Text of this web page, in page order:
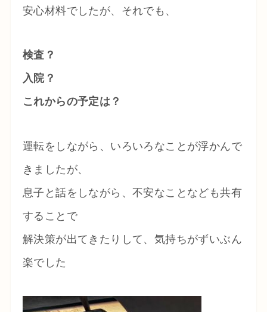
安心材料でしたが、それでも、
検査？
入院？
これからの予定は？
運転をしながら、いろいろなことが浮かんで
きましたが、
息子と話をしながら、不安なことなども共有
することで
解決策が出てきたりして、気持ちがずいぶん
楽でした